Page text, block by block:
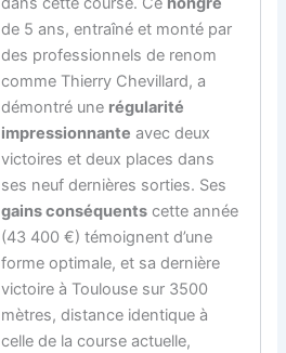
de 5 ans, entraîné et monté par
des professionnels de renom
comme Thierry Chevillard, a
démontré une régularité
impressionnante avec deux
victoires et deux places dans
ses neuf dernières sorties. Ses
gains conséquents cette année
(43 400 €) témoignent d’une
forme optimale, et sa dernière
victoire à Toulouse sur 3500
mètres, distance identique à
celle de la course actuelle,